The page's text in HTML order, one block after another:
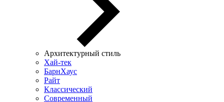
Архитектурный стиль
Хай-тек
БарнХаус
Райт
Классический
Современный